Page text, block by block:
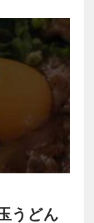
うどん